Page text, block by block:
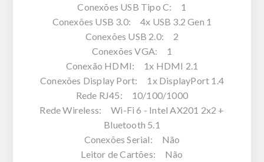
Conexões USB Tipo C: 1
Conexões USB 3.0: 4x USB 3.2 Gen 1
Conexões USB 2.0: 2
Conexões VGA: 1
Conexão HDMI: 1x HDMI 2.1
Conexões Display Port: 1x DisplayPort 1.4
Rede RJ45: 10/100/1000
Rede Wireless: Wi-Fi 6 - Intel AX201 2x2 +
Bluetooth 5.1
Conexões Serial: Não
Leitor de Cartões: Não